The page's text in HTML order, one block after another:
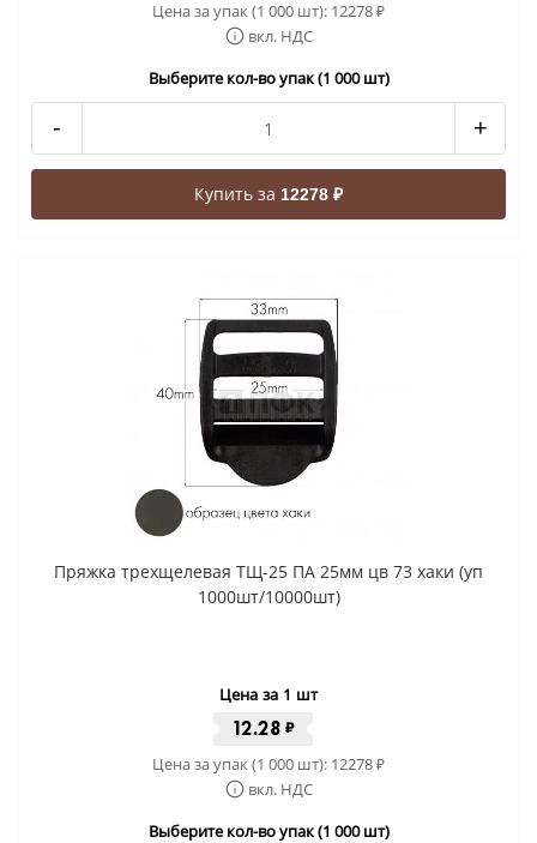
Цена за упак (1 000 шт): 12278₽
вкл. НДС
Выберите кол-во упак (1 000 шт)
- +
Купить за 12278 ₽
Пряжка трехщелевая ТЩ-25 ПА 25мм цв 73 хаки (уп
1000шт/10000шт)
Цена за 1 шт
12.28 ₽
Цена за упак (1 000 шт): 12278₽
вкл. НДС
Выберите кол-во упак (1 000 шт)